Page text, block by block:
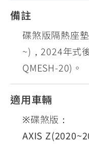
備註
碟煞版隔熱座
~)，2024年式
QMESH-20)。
適用車輛
※碟煞版：
AXIS